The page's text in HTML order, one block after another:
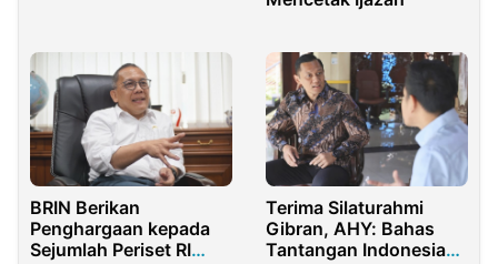
BRIN Berikan
Penghargaan kepada
Sejumlah Periset RI
Terima Silaturahmi
Gibran, AHY: Bahas
Tantangan Indonesia